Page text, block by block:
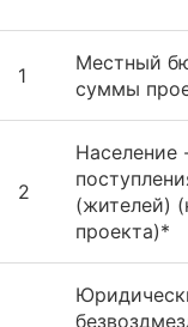
1
Местный
суммы
2
Население
(жителей)
проекта)*